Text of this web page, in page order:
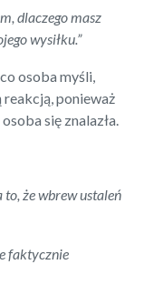
dlaczego masz
wysiłku.”
osoba myśli,
ponieważ
się znalazła.
że wbrew ustaleń
faktycznie